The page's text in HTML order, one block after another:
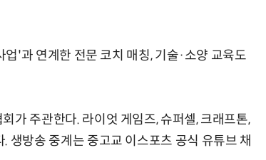
'과 연계한 전문 코치 매칭, 기술·소양 교육도
가 주관한다. 라이엇 게임즈, 슈퍼셀, 크래프톤,
생방송 중계는 중고교 이스포츠 공식 유튜브 채